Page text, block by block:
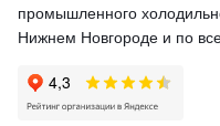
промышленного
Нижнем Новгороде и по